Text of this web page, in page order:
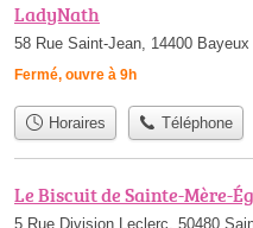
LadyNath
58 Rue Saint-Jean, 14400 Bayeux
Fermé, ouvre à 9h
Horaires Téléphone
Le Biscuit de Sainte-Mère-
5 Rue Division Leclerc, 50480